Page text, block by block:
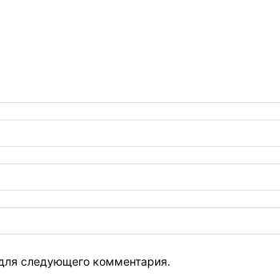
следующего комментария.